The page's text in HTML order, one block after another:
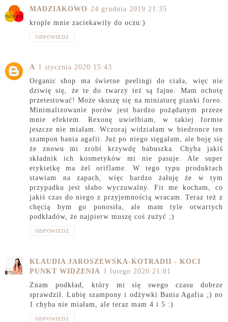
MADZIAKOWO 24 grudnia 2019 21:35
krople mnie zaciekawily do oczu:)
ODPOWIEDZ
A 1 stycznia 2020 15:43
Organic shop ma świetne peelingi do ciała, więc nie
dziwię się, że te do twarzy też są fajne. Mam ochotę
przetestować! Może skuszę się na miniaturę pianki foreo.
Minimalizowanie porów jest bardzo pożądanym przeze
mnie efektem. Rexonę uwielbiam, w takiej formie
jeszcze nie miałam. Wczoraj widziałam w biedronce ten
szampon bania agafii. Już po niego sięgałam, ale boję się
że znowu mi zrobi krzywdę babuszka. Chyba jakiś
składnik ich kosmetyków mi nie pasuje. Ale super
etykietkę ma żel oriflame. W tego typu produktach
stawiam na zapach, więc bardzo żałuję że w tym
przypadku jest słabo wyczuwalny. Fit me kocham, co
jakiś czas do niego z przyjemnością wracam. Teraz też z
chęcią bym go ponosiła, ale mam tyle otwartych
podkładów, że najpierw muszę coś zużyć ;)
ODPOWIEDZ
KLAUDIA JAROSZEWSKA-KOTRADII - KOCI
PUNKT WIDZENIA 1 lutego 2020 21:01
Znam podkład, który mi się swego czasu dobrze
sprawdził. Lubię szampony i odżywki Bania Agafia ;) no
1 chyba nie miałam, ale teraz mam 4 i 5 :)
ODPOWIEDZ